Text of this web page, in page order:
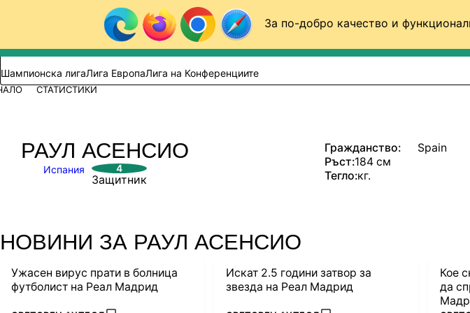
За по-добро качество и
Към съдържанието
Търси в сайта
ВИДЕО ФУТБОЛ (БГ)
Шампионска лигаЛига ЕвропаЛига на Конференциите
СТАТИСТИКИ
РАУЛ АСЕНСИО
Испания 4
Защитник
Гражданство:
Spain
Ръст:184 см
Тегло:кг.
НОВИНИ ЗА РАУЛ АСЕНСИО
Ужасен вирус прати в болница
футболист на Реал Мадрид
Искат 2.5 години затвор за
звезда на Реал Мадрид
Кое
да